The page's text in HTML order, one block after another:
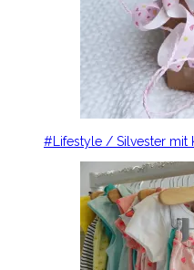
#Lifestyle / Silvester mit